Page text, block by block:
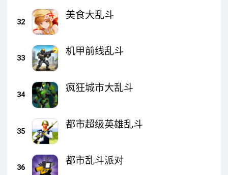
32
美食大乱斗
33
机甲前线乱斗
34
疯狂城市大乱斗
35
都市超级英雄乱斗
36
都市乱斗派对